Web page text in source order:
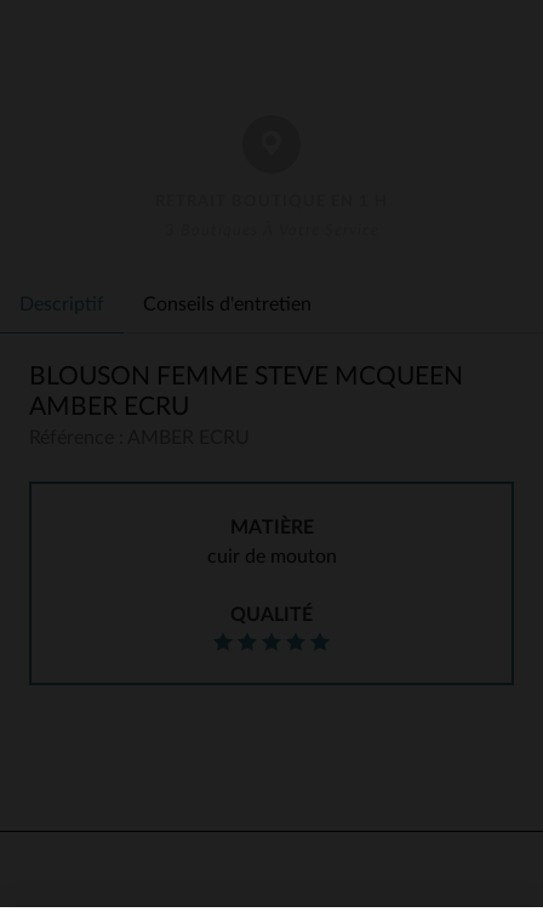
Descriptif Conseils d'entretien
BLOUSON FEMME STEVE MCQUEEN
AMBER ECRU
MATIÈRE
cuir de mouton
QUALITÉ